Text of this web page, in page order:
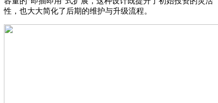
性，也大大简化了后期的维护与升级流程。